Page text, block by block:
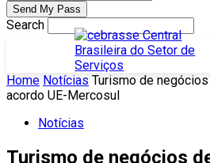
Search
Home Notícias Turismo de
acordo UE-Mercosul
Notícias
Turismo de negócios